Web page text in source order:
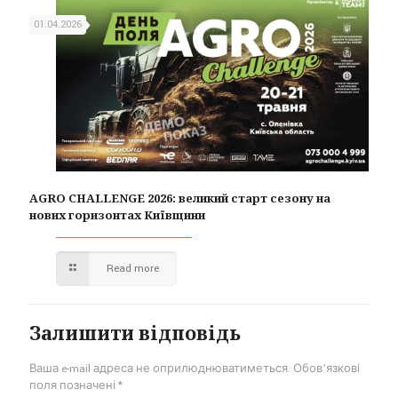
01.04.2026
AGRO CHALLENGE 2026: великий старт сезону на
нових горизонтах Київщини
Read more
Залишити відповідь
Ваша e-mail адреса не оприлюднюватиметься. Обов’язкові
поля позначені *